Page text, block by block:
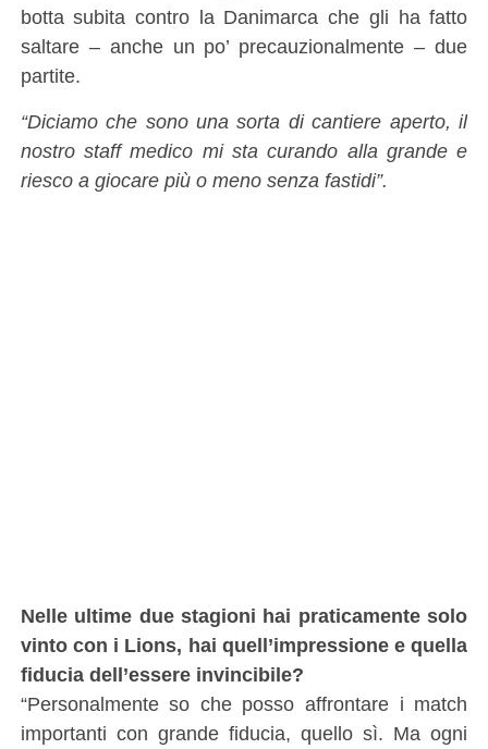
botta subita contro la Danimarca che gli ha fatto
saltare – anche un po’ precauzionalmente – due
partite.
“Diciamo che sono una sorta di cantiere aperto, il
nostro staff medico mi sta curando alla grande e
riesco a giocare più o meno senza fastidi”.
Nelle ultime due stagioni hai praticamente solo
vinto con i Lions, hai quell’impressione e quella
fiducia dell’essere invincibile?
“Personalmente so che posso affrontare i match
importanti con grande fiducia, quello sì. Ma ogni